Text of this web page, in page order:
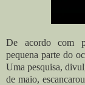
De acordo com
pequena parte do
Uma pesquisa,
de maio,